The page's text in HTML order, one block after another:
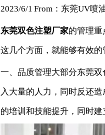
2023/6/1 From：东莞UV喷
东莞双色注塑厂家的管理重
这几个方面，就能够有效的
一、品质管理大部分东莞
入大量的人力，同时反还
的培训和技能提升，同时建